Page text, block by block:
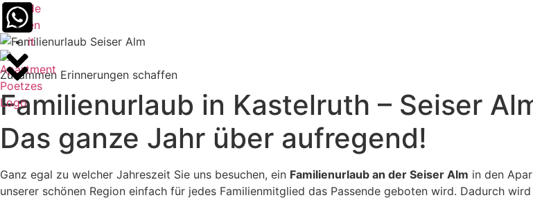
de
en
it
Zusammen Erinnerungen schaffen
Familienurlaub in Kastelruth – Seiser
Das ganze Jahr über aufregend!
Ganz egal zu welcher Jahreszeit Sie uns besuchen, ein Familienurlaub an der Seiser Alm in den
unserer schönen Region einfach für jedes Familienmitglied das Passende geboten wird. Dadurch